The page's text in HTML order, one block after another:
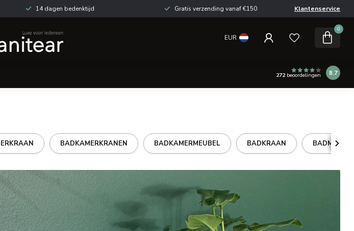
14 dagen bedenktijd Gratis verzending vanaf €150 Klantenservice
EUR
0
272beoordelingen 8.7
BADKAMERKRANEN BADKAMERMEUBEL BADKRAAN